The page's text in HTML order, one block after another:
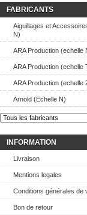
FABRICANTS
Aiguillages et
N)
ARA Production (echelle
ARA Production (echelle
ARA Production (echelle
Arnold (Echelle N)
INFORMATION
Livraison
Mentions legales
Conditions générales de
Bon de retour